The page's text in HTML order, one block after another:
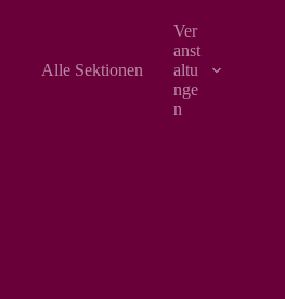
Alle Sektionen
Ver
anst
altu
nge
n